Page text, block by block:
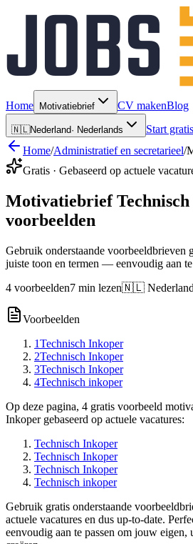
Home Motivatiebrief CV makenBlog
🇳🇱Nederland· Nederlands
Start gratis
Home/Administratief en secretarieel/
Gratis · Gebaseerd op actuele
Motivatiebrief
voorbeelden
Gebruik onderstaande voorbeeldbrieven
juiste toon en termen — eenvoudig aan
4 voorbeelden7 min lezen🇳🇱
Voorbeelden
1Technisch Inkoper
2Technisch Inkoper
3Technisch Inkoper
4Technisch inkoper
Op deze pagina, 4 gratis voorbeeld
Inkoper gebaseerd op actuele vacatures:
Technisch Inkoper
Technisch Inkoper
Technisch Inkoper
Technisch inkoper
Gebruik gratis onderstaande
actuele vacatures en dus up-to-date.
eenvoudig aan te passen om jouw